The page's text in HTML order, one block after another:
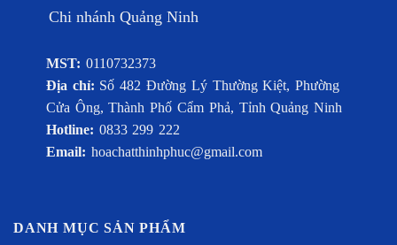
Chi nhánh Quảng Ninh
MST: 0110732373
Địa chỉ: Số 482 Đường Lý Thường Kiệt, Phường
Cửa Ông, Thành Phố Cẩm Phả, Tỉnh Quảng Ninh
Hotline: 0833 299 222
Email: hoachatthinhphuc@gmail.com
DANH MỤC SẢN PHẨM